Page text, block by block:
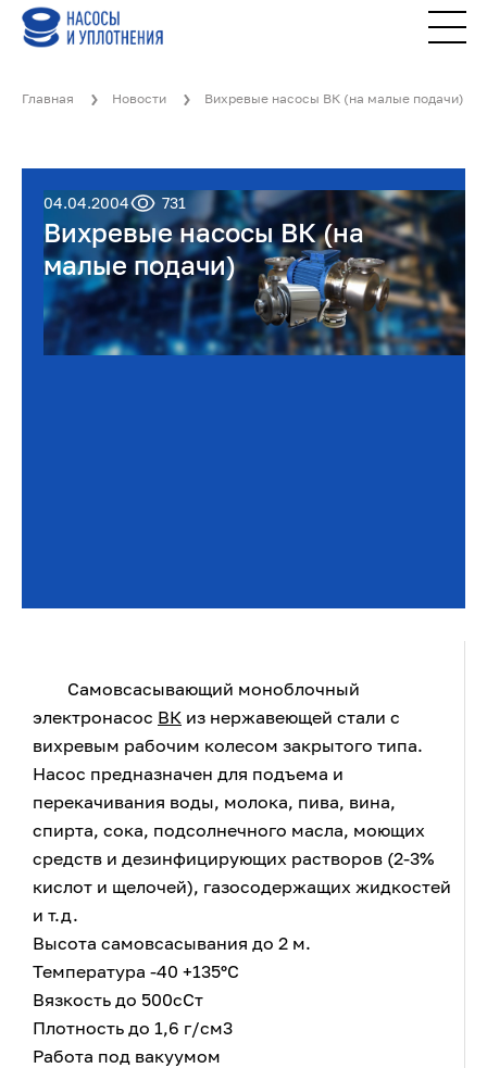
Главная Новости Вихревые насосы ВК (на малые подачи)
04.04.2004 731
Вихревые насосы ВК (на
малые подачи)
Самовсасывающий моноблочный
электронасос ВК из нержавеющей стали с
вихревым рабочим колесом закрытого типа.
Насос предназначен для подъема и
перекачивания воды, молока, пива, вина,
спирта, сока, подсолнечного масла, моющих
средств и дезинфицирующих растворов (2-3%
кислот и щелочей), газосодержащих жидкостей
и т.д.
Высота самовсасывания до 2 м.
Температура -40 +135ºС
Вязкость до 500сСт
Плотность до 1,6 г/см3
Работа под вакуумом